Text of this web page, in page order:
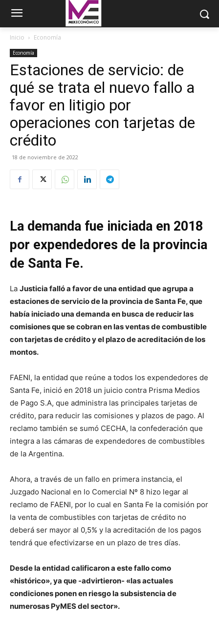
Inicio Economía
Economía
Estaciones de servicio: de
qué se trata el nuevo fallo a
favor en litigio por
operaciones con tarjetas de
crédito
18 de noviembre de 2022
La demanda fue iniciada en 2018
por expendedores de la provincia
de Santa Fe.
La Justicia falló a favor de una entidad que agrupa a
estaciones de servicio de la provincia de Santa Fe, que
había iniciado una demanda en busca de reducir las
comisiones que se cobran en las ventas de combustible
con tarjetas de crédito y el plazo de acreditación de los
montos.
FAENI, la entidad que reúne a todos los expendedores de
Santa Fe, inició en 2018 un juicio contra Prisma Medios
de Pago S.A, que administra las principales tarjetas de
crédito, para reducir las comisiones y plazos de pago. Al
reclamo también se sumó CECHA, la confederación que
integra a las cámaras de expendedores de combustibles
de la Argentina.
Ahora, a través de un fallo en primera instancia, el
Juzgado Nacional en lo Comercial Nº 8 hizo legar al
reclamo de FAENI, por lo cual en Santa Fe la comisión por
la venta de combustibles con tarjetas de crédito no
deberá ser mayor al 0,5% y la acreditación de los pagos
tendrá que efectivizarse en un plazo de tres días.
Desde la entidad calificaron a este fallo como
«histórico», ya que -advirtieron- «las actuales
condiciones ponen en riesgo la subsistencia de
numerosas PyMES del sector».